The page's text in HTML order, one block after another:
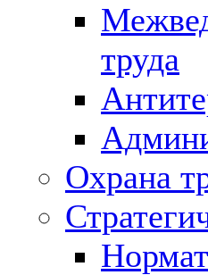
труда
Охрана